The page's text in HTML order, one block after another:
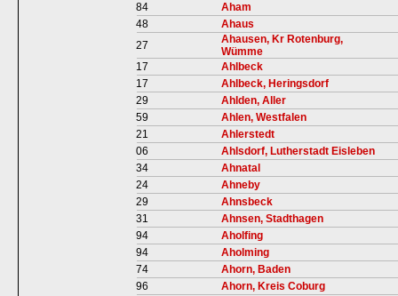
84
Aham
48
Ahaus
27
Ahausen, Kr Rotenburg,
Wümme
17
Ahlbeck
17
Ahlbeck, Heringsdorf
29
Ahlden, Aller
59
Ahlen, Westfalen
21
Ahlerstedt
06
Ahlsdorf, Lutherstadt Eisleben
34
Ahnatal
24
Ahneby
29
Ahnsbeck
31
Ahnsen, Stadthagen
94
Aholfing
94
Aholming
74
Ahorn, Baden
96
Ahorn, Kreis Coburg